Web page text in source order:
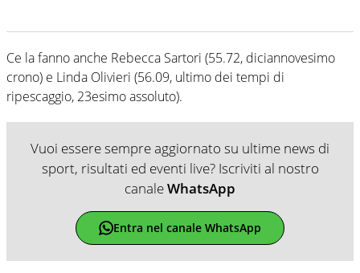
Ce la fanno anche Rebecca Sartori (55.72, diciannovesimo
crono) e Linda Olivieri (56.09, ultimo dei tempi di
ripescaggio, 23esimo assoluto).
Vuoi essere sempre aggiornato su ultime news di
sport, risultati ed eventi live? Iscriviti al nostro
canaleWhatsApp
Entra nel canale WhatsApp